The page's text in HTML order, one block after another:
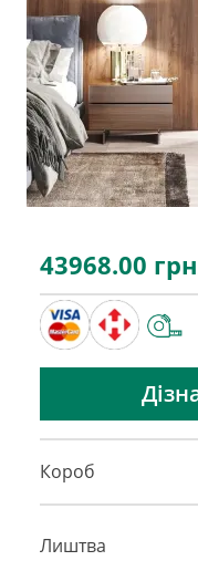
43968.00
Короб
Лиштва